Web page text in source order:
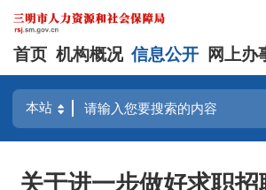
首页 机构概况 信息公开 网上办
关于进一步做好求职